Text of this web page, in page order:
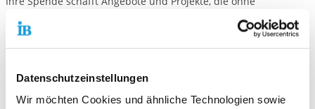
Datenschutzeinstellungen
Wir möchten Cookies und ähnliche Technologien sowie
Link: Geldspenden